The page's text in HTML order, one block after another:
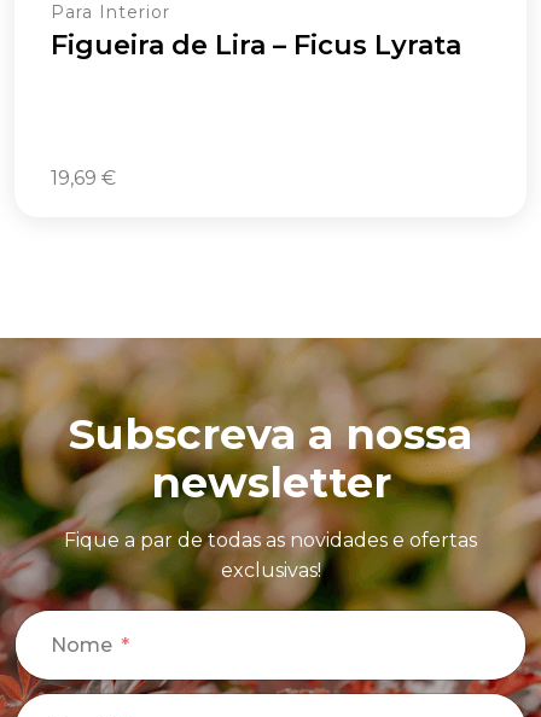
Para Interior
Figueira de Lira – Ficus Lyrata
19,69 €
Subscreva a nossa
newsletter
Fique a par de todas as novidades e ofertas
exclusivas!
Nome